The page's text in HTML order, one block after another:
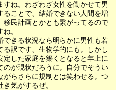
すね。わざわざ女性を働かせて男
ることで、結婚できない人間を増
移民計画とかとも繋がってるので
。
できる状況なら明らかに男性も若
る訳です、生物学的にも。しかし
定した家庭を築くとなると年上に
のが現状だろうに。自分でそうい
がらさらに規制とは笑わせる。つ
き気がするぜ。